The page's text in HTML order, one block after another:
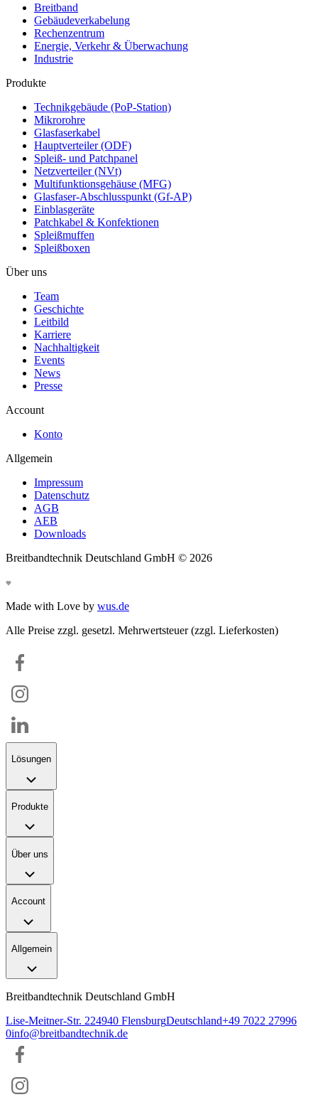
Breitband
Gebäudeverkabelung
Rechenzentrum
Energie, Verkehr & Überwachung
Industrie
Produkte
Technikgebäude (PoP-Station)
Mikrorohre
Glasfaserkabel
Hauptverteiler (ODF)
Spleiß- und Patchpanel
Netzverteiler (NVt)
Multifunktionsgehäuse (MFG)
Glasfaser-Abschlusspunkt (Gf-AP)
Einblasgeräte
Patchkabel & Konfektionen
Spleißmuffen
Spleißboxen
Über uns
Team
Geschichte
Leitbild
Karriere
Nachhaltigkeit
Events
News
Presse
Account
Konto
Allgemein
Impressum
Datenschutz
AGB
AEB
Downloads
Breitbandtechnik Deutschland GmbH © 2026
Made with Love by wus.de
Alle Preise zzgl. gesetzl. Mehrwertsteuer (zzgl. Lieferkosten)
Lösungen
Produkte
Über uns
Account
Allgemein
Breitbandtechnik Deutschland GmbH
Lise-Meitner-Str. 224940 FlensburgDeutschland+49 7022 27996
0info@breitbandtechnik.de